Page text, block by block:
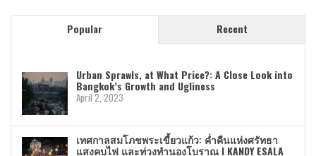
Popular Recent
Urban Sprawls, at What Price?: A Close Look into
Bangkok’s Growth and Ugliness
April 2, 2023
เทศกาลสมโภชพระเขี้ยวแก้ว: ค่ำคืนแห่งศรัทธา
แสงคบไฟ และท่วงทำนองโบราณ I KANDY ESALA